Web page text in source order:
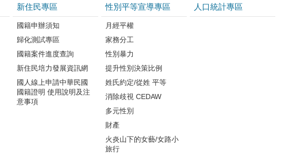
新住民專區
國籍申辦須知
歸化測試專區
國籍案件進度查詢
新住民培力發展資訊網
國人線上申請中華民國
國籍證明 使用說明及注
意事項
性別平等宣導專區
月經平權
家務分工
性別暴力
提升性別決策比例
姓氏約定/從姓 平等
消除歧視 CEDAW
多元性別
財產
火炎山下的女藝/女路小
旅行
人口統計專區